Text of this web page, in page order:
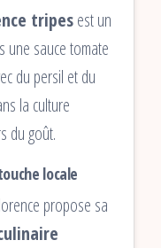
tripesest un
une sauce tomate
du persil et du
la culture
du goût.
locale
propose sa